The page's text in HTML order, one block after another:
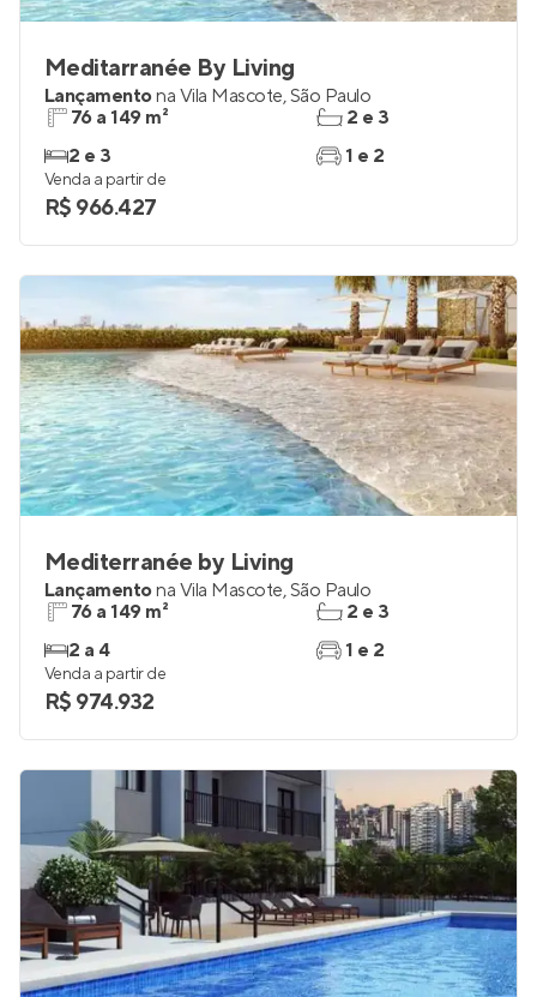
Meditarranée By Living
Lançamentona Vila Mascote,São Paulo
76 a 149 m²
2 e 3
2 e 3
1 e 2
Venda a partir de
R$ 966.427
Mediterranée by Living
Lançamentona Vila Mascote,São Paulo
76 a 149 m²
2 a 4
2 e 3
1 e 2
Venda a partir de
R$ 974.932